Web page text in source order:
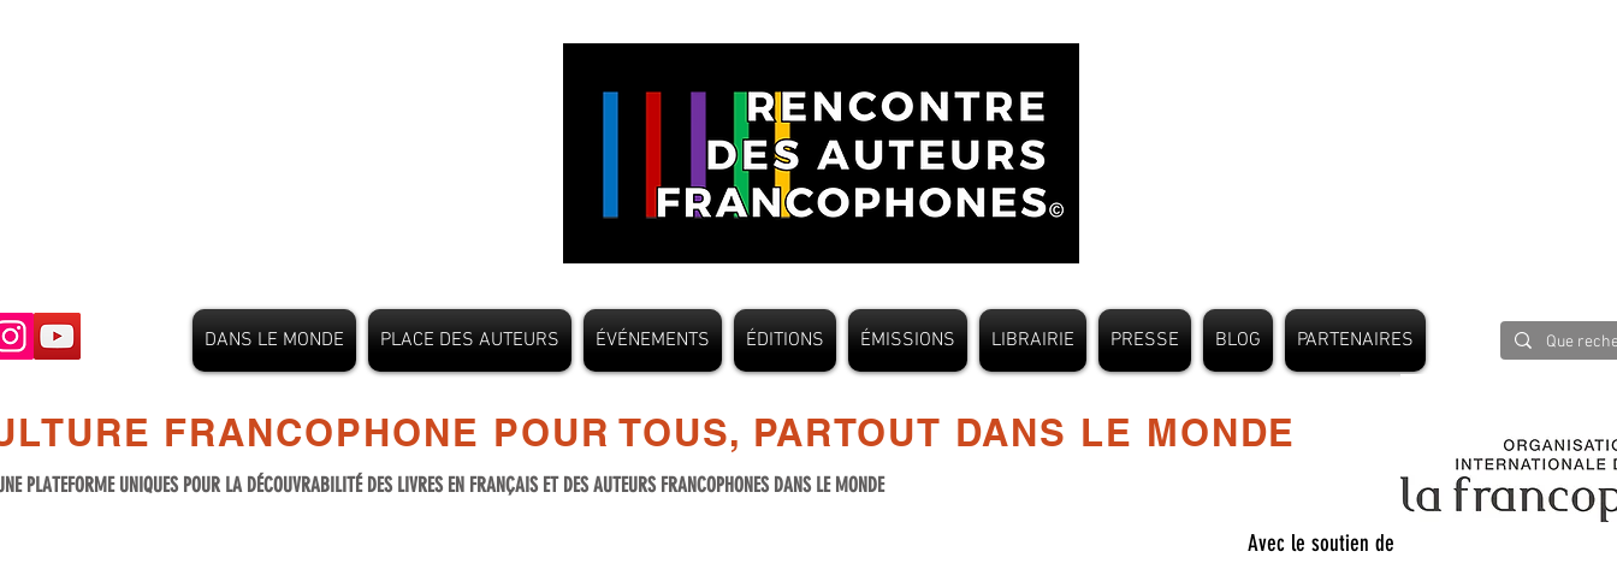
DANS LE MONDE PLACE DES AUTEURS ÉVÉNEMENTS ÉDITIONS ÉMISSIONS LIBRAIRIE PRESSE BLOG PARTENAIRES
FRANCOPHONE POUR TOUS, PARTOUT DANS LE MONDE
PLATEFORME UNIQUES POUR LA DÉCOUVRABILITÉ DES LIVRES EN FRANÇAIS ET DES AUTEURS FRANCOPHONES DANS LE MONDE
Avec le soutien de